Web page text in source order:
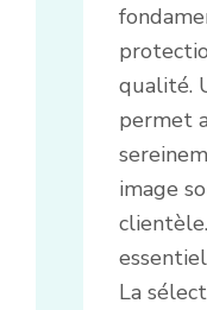
qualité.
permet
image
La